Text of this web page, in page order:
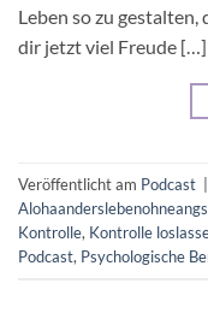
Leben so zu gestalten,
dir jetzt viel Freude […]
Veröffentlicht am Podcast
Kontrolle, Kontrolle
Podcast, Psychologische